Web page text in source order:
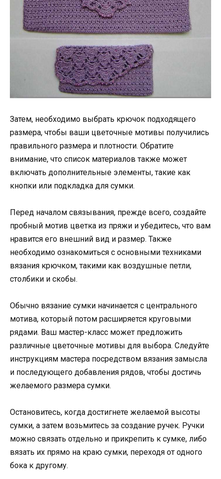
Затем, необходимо выбрать крючок подходящего
размера, чтобы ваши цветочные мотивы получились
правильного размера и плотности. Обратите
внимание, что список материалов также может
включать дополнительные элементы, такие как
кнопки или подкладка для сумки.
Перед началом связывания, прежде всего, создайте
пробный мотив цветка из пряжи и убедитесь, что вам
нравится его внешний вид и размер. Также
необходимо ознакомиться с основными техниками
вязания крючком, такими как воздушные петли,
столбики и скобы.
Обычно вязание сумки начинается с центрального
мотива, который потом расширяется круговыми
рядами. Ваш мастер-класс может предложить
различные цветочные мотивы для выбора. Следуйте
инструкциям мастера посредством вязания замысла
и последующего добавления рядов, чтобы достичь
желаемого размера сумки.
Остановитесь, когда достигнете желаемой высоты
сумки, а затем возьмитесь за создание ручек. Ручки
можно связать отдельно и прикрепить к сумке, либо
вязать их прямо на краю сумки, переходя от одного
бока к другому.